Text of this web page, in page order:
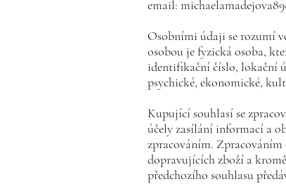
email:
Osobními údaji se rozumí
osobou je fyzická osoba,
identifikační číslo, lokační
psychické, ekonomické,
Kupující souhlasí se
účely zasílání informací a
zpracováním.
dopravujících zboží a
předchozího souhlasu